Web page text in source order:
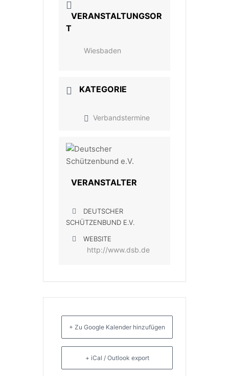
VERANSTALTUNGSOR
T
Wiesbaden
KATEGORIE
Verbandstermine
VERANSTALTER
DEUTSCHER
SCHÜTZENBUND E.V.
WEBSITE
http://www.dsb.de
+ Zu Google Kalender hinzufügen
+ iCal / Outlook export